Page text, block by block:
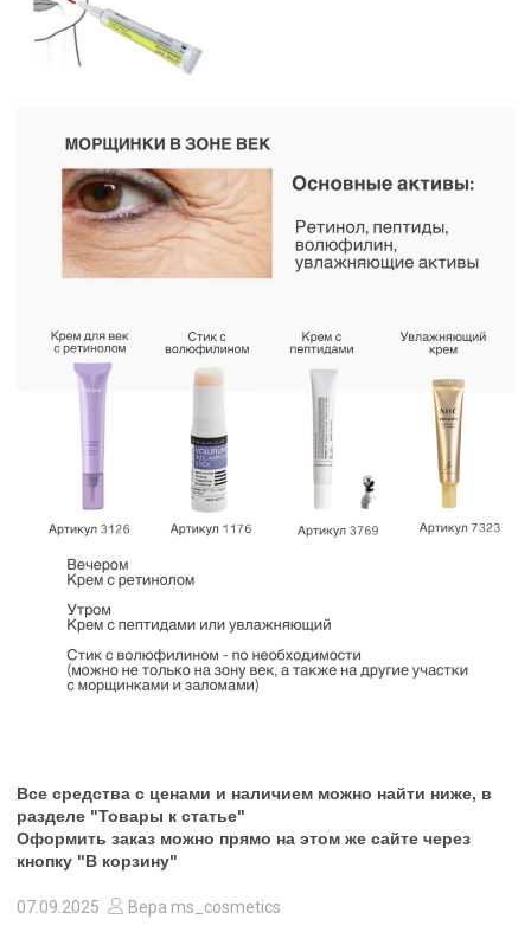
Все средства с ценами и наличием можно найти ниже, в
разделе "Товары к статье"
Оформить заказ можно прямо на этом же сайте через
кнопку "В корзину"
07.09.2025 Вера ms_cosmetics